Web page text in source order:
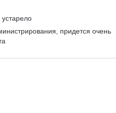
устарело
придется очень